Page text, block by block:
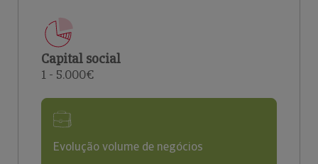
Capital social
1 - 5.000€
Evolução volume de negócios